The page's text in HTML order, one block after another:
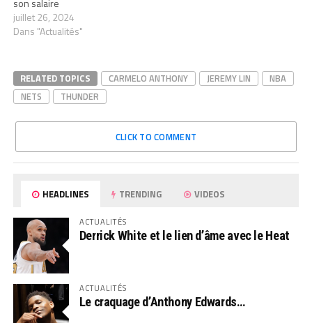
son salaire
juillet 26, 2024
Dans "Actualités"
RELATED TOPICS CARMELO ANTHONY JEREMY LIN
NBA
NETS
THUNDER
CLICK TO COMMENT
HEADLINES TRENDING VIDEOS
ACTUALITÉS
Derrick White et le lien d’âme avec le Heat
ACTUALITÉS
Le craquage d’Anthony Edwards…